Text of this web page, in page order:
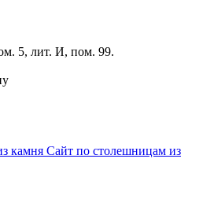
5, лит. И, пом. 99.
камня Сайт по столешницам из